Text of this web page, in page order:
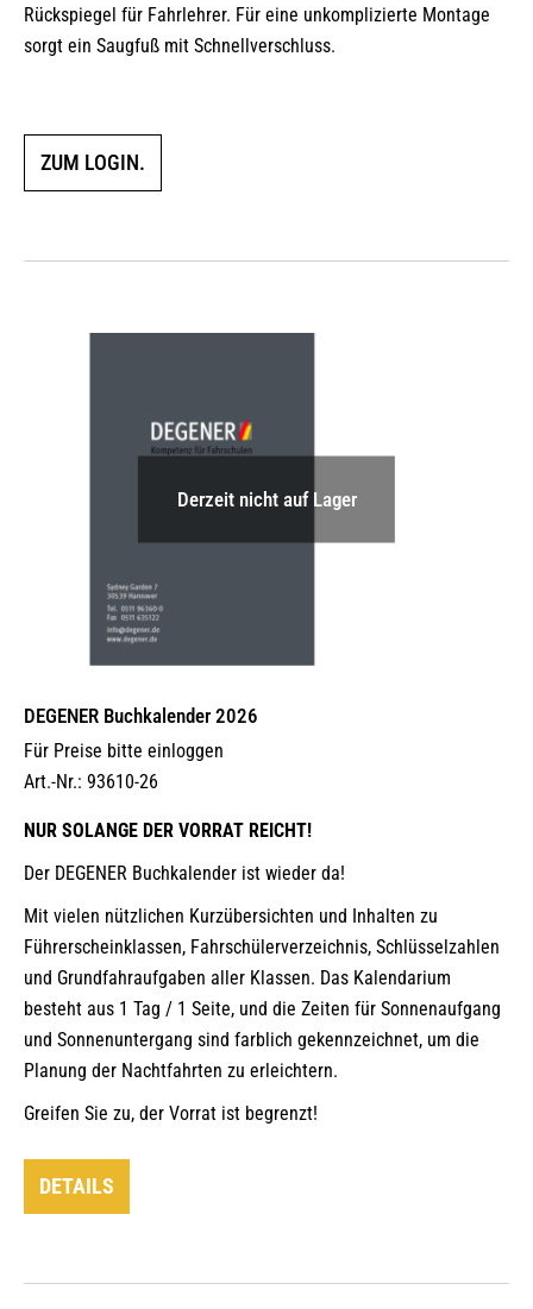
Rückspiegel für Fahrlehrer. Für eine unkomplizierte Montage
sorgt ein Saugfuß mit Schnellverschluss.
ZUM LOGIN.
Derzeit nicht auf Lager
DEGENER Buchkalender 2026
Für Preise bitte einloggen
Art.-Nr.: 93610-26
NUR SOLANGE DER VORRAT REICHT!
Der DEGENER Buchkalender ist wieder da!
Mit vielen nützlichen Kurzübersichten und Inhalten zu
Führerscheinklassen, Fahrschülerverzeichnis, Schlüsselzahlen
und Grundfahraufgaben aller Klassen. Das Kalendarium
besteht aus 1 Tag / 1 Seite, und die Zeiten für Sonnenaufgang
und Sonnenuntergang sind farblich gekennzeichnet, um die
Planung der Nachtfahrten zu erleichtern.
Greifen Sie zu, der Vorrat ist begrenzt!
DETAILS